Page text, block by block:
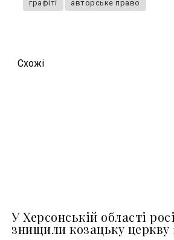
графіті авторське право
Схожi
У Херсонській області
знищили козацьку церкву